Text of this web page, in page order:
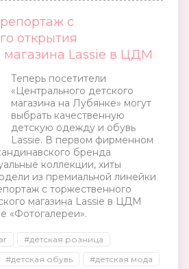
с
открытия
магазина Lassie в ЦДМ
Теперь посетители
«Центрального детского
магазина на Лубянке» могут
выбрать качественную
детскую одежду и обувь
Lassie. В первом фирменном
бренда
коллекции, хиты
из премиальной линейки
с торжественного
магазина Lassie в ЦДМ
«Фотогалереи».
#детская розница
#детская обувь #детская мода